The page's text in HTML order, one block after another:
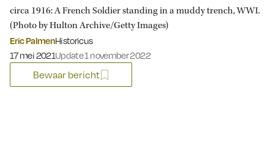
circa 1916: A French Soldier standing in a muddy trench, WWI.
(Photo by Hulton Archive/Getty Images)
Eric PalmenHistoricus
Gepubliceerd op:
17 mei 2021Update 1 november 2022
Bewaar bericht